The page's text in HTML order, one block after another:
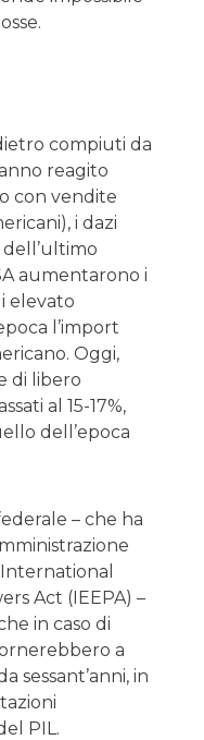
compiuti da
reagito
con vendite
i dazi
aumentarono i
elevato
l’import
Oggi,
di libero
al 15-17%,
dell’epoca
– che ha
Act (IEEPA) –
in caso di
a
sessant’anni, in
PIL.